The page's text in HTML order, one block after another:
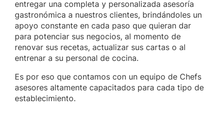
entregar una completa y personalizada asesoría
gastronómica a nuestros clientes, brindándoles un
apoyo constante en cada paso que quieran dar
para potenciar sus negocios, al momento de
renovar sus recetas, actualizar sus cartas o al
entrenar a su personal de cocina.
Es por eso que contamos con un equipo de Chefs
asesores altamente capacitados para cada tipo de
establecimiento.